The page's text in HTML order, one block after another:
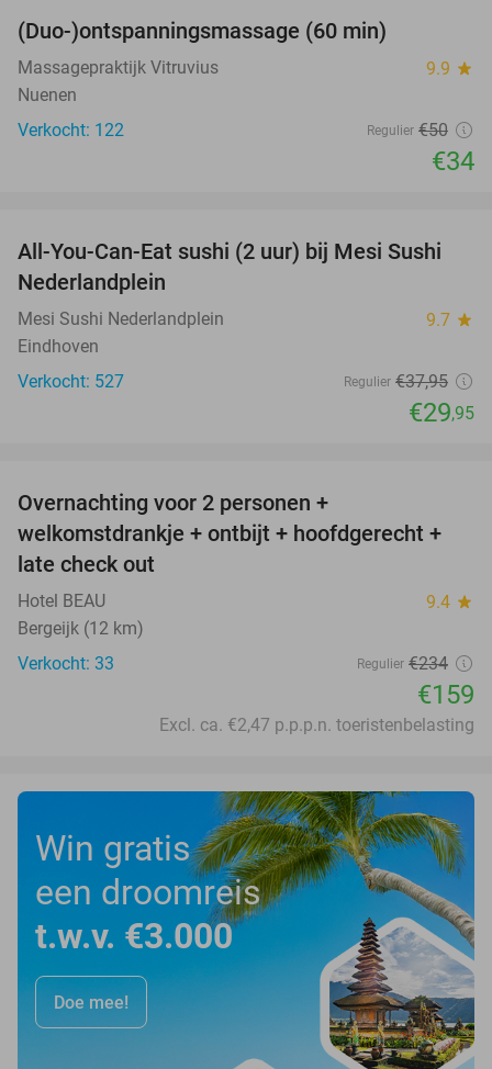
(Duo-)ontspanningsmassage (60 min)
Massagepraktijk Vitruvius 9.9 star
Nuenen
Verkocht: 122
Regulier €50
€34
21%
All-You-Can-Eat sushi (2 uur) bij Mesi Sushi
Nederlandplein
Mesi Sushi Nederlandplein 9.7 star
Eindhoven
Verkocht: 527
Regulier €37,95
€29,95
Overnachting voor 2 personen +
welkomstdrankje + ontbijt + hoofdgerecht +
late check out
Hotel BEAU 9.4 star
Bergeijk (12 km)
Verkocht: 33
Regulier €234
€159
Excl. ca. €2,47 p.p.p.n. toeristenbelasting
Win gratis
een droomreis
t.w.v. €3.000
Doe mee!